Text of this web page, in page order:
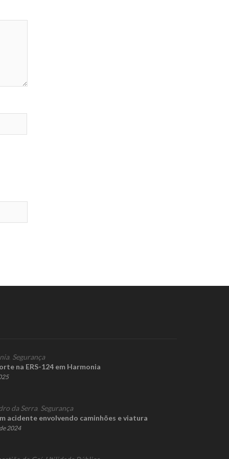
, Segurança
na ERS-124 em Harmonia
da Serra, Segurança
acidente envolvendo caminhões e viatura
2024